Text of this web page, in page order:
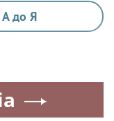
А до Я